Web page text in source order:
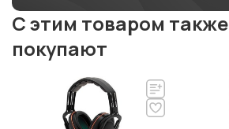
C этим товаром также
покупают